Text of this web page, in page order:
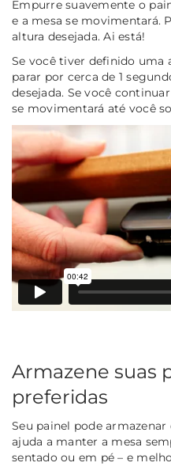
Empurre suavemente o
e a mesa se movimentará.
altura desejada. Ai está!
Se você tiver definido uma
parar por cerca de 1
desejada. Se você
se movimentará até você
Armazene suas
preferidas
Seu painel pode
ajuda a manter a mesa
sentado ou em pé – e